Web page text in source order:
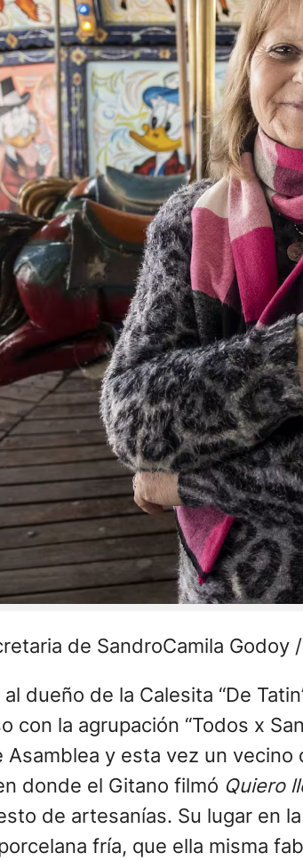
de SandroCamila Godoy
al dueño de la Calesita “De
con la agrupación “Todos x
Asamblea y esta vez un
donde el Gitano filmó Quiero
de artesanías. Su lugar en
fría, que ella misma